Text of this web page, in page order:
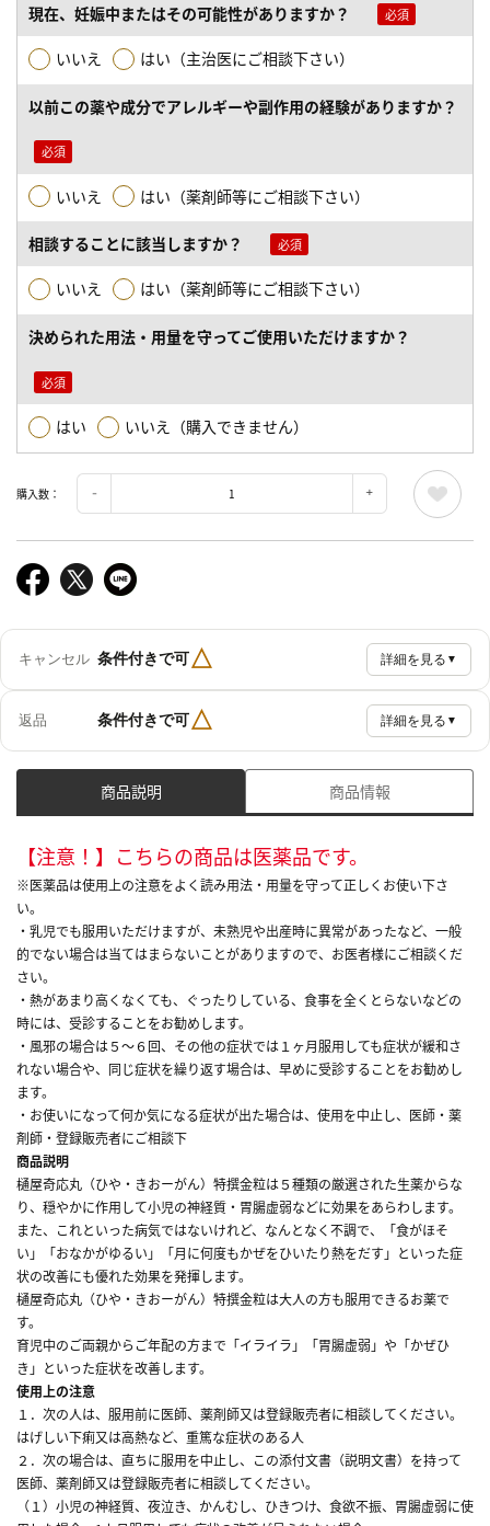
現在、妊娠中またはその可能性がありますか？
いいえ はい（主治医にご相談下さい）
以前この薬や成分でアレルギーや副作用の経験がありますか？
いいえ はい（薬剤師等にご相談下さい）
相談することに該当しますか？
いいえ はい（薬剤師等にご相談下さい）
決められた用法・用量を守ってご使用いただけますか？
はい いいえ（購入できません）
購入数：
キャンセル 条件付きで可△ 詳細を見る ▼
返品 条件付きで可△ 詳細を見る ▼
商品説明 商品情報
【注意！】こちらの商品は医薬品です。
※医薬品は使用上の注意をよく読み用法・用量を守って正しくお使い下さ
い。
・乳児でも服用いただけますが、未熟児や出産時に異常があったなど、一般
的でない場合は当てはまらないことがありますので、お医者様にご相談くだ
さい。
・熱があまり高くなくても、ぐったりしている、食事を全くとらないなどの
時には、受診することをお勧めします。
・風邪の場合は５～６回、その他の症状では１ヶ月服用しても症状が緩和さ
れない場合や、同じ症状を繰り返す場合は、早めに受診することをお勧めし
ます。
・お使いになって何か気になる症状が出た場合は、使用を中止し、医師・薬
剤師・登録販売者にご相談下
商品説明
樋屋奇応丸（ひや・きおーがん）特撰金粒は５種類の厳選された生薬からな
り、穏やかに作用して小児の神経質・胃腸虚弱などに効果をあらわします。
また、これといった病気ではないけれど、なんとなく不調で、「食がほそ
い」「おなかがゆるい」「月に何度もかぜをひいたり熱をだす」といった症
状の改善にも優れた効果を発揮します。
樋屋奇応丸（ひや・きおーがん）特撰金粒は大人の方も服用できるお薬で
す。
育児中のご両親からご年配の方まで「イライラ」「胃腸虚弱」や「かぜひ
き」といった症状を改善します。
使用上の注意
１．次の人は、服用前に医師、薬剤師又は登録販売者に相談してください。
はげしい下痢又は高熱など、重篤な症状のある人
２．次の場合は、直ちに服用を中止し、この添付文書（説明文書）を持って
医師、薬剤師又は登録販売者に相談してください。
（１）小児の神経質、夜泣き、かんむし、ひきつけ、食欲不振、胃腸虚弱に使